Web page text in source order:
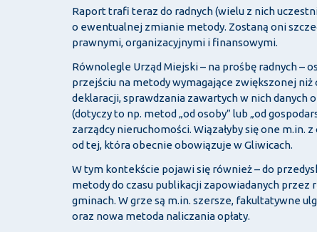
Raport trafi teraz do radnych (wielu z nich
o ewentualnej zmianie metody. Zostaną oni
prawnymi, organizacyjnymi i finansowymi.
Równolegle Urząd Miejski – na prośbę radnych –
przejściu na metody wymagające zwiększonej
deklaracji, sprawdzania zawartych w nich danych
(dotyczy to np. metod „od osoby” lub „od
zarządcy nieruchomości. Wiązałyby się one m.in.
od tej, która obecnie obowiązuje w Gliwicach.
W tym kontekście pojawi się również – do
metody do czasu publikacji zapowiadanych
gminach. W grze są m.in. szersze, fakultatywne
oraz nowa metoda naliczania opłaty.